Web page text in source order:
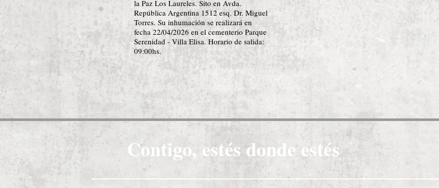
la Paz Los Laureles. Sito en Avda.
República Argentina 1512 esq. Dr. Miguel
Torres. Su inhumación se realizará en
fecha 22/04/2026 en el cementerio Parque
Serenidad - Villa Elisa. Horario de salida:
09:00hs.
Contigo, estés donde estés